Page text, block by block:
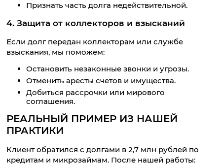
Признать часть долга недействительной.
4. Защита от коллекторов и взысканий
Если долг передан коллекторам или службе
взыскания, мы поможем:
Остановить незаконные звонки и угрозы.
Отменить аресты счетов и имущества.
Добиться рассрочки или мирового
соглашения.
РЕАЛЬНЫЙ ПРИМЕР ИЗ НАШЕЙ
ПРАКТИКИ
Клиент обратился с долгами в 2,7 млн рублей по
кредитам и микрозаймам. После нашей работы: